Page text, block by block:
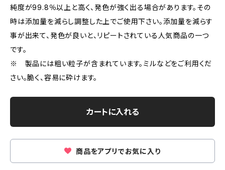
純度が99.8％以上と高く、発色が強く出る場合があります。その
時は添加量を減らし調整した上でご使用下さい。添加量を減らす
事が出来て、発色が良いと、リピートされている人気商品の一つ
です。
※ 製品には粗い粒子が含まれています。ミルなどをご利用くだ
さい。脆く、容易に砕けます。
カートに入れる
商品をアプリでお気に入り